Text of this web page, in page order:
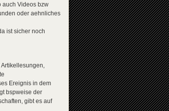
auch Videos bzw
oder aehnliches
ist sicher noch
Ereignis in dem
bspweise der
gibt es auf